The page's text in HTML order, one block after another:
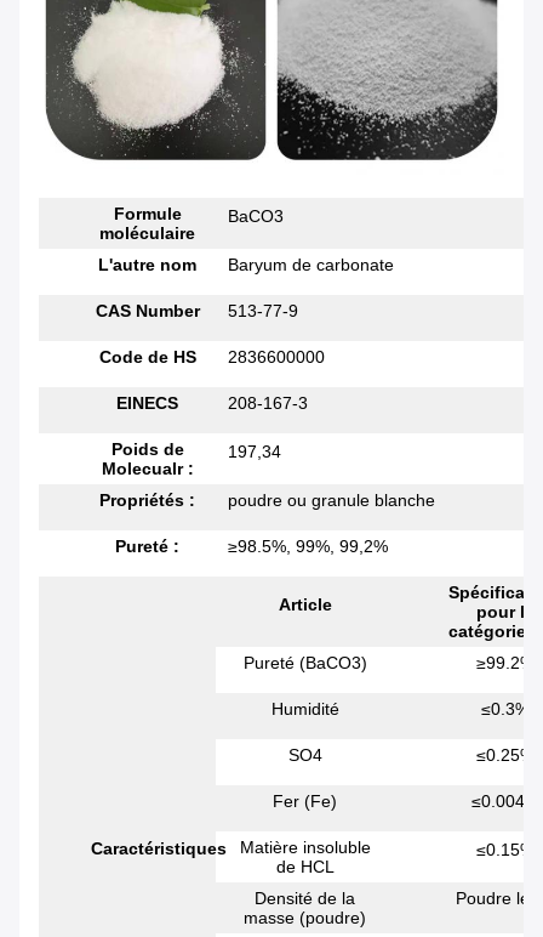
Formule
moléculaire
BaCO3
L'autre nom Baryum de carbonate
CAS Number 513-77-9
Code de HS 2836600000
EINECS 208-167-3
Poids de
Molecualr :
197,34
Propriétés : poudre ou granule blanche
Pureté : ≥98.5%, 99%, 99,2%
Caractéristiques
Article
pour la
catégorie
Pureté (BaCO3)
≥99.2%
Humidité ≤0.3%
SO4 ≤0.25%
Fer (Fe) ≤0.004%
Matière insoluble
de HCL
≤0.15%
Densité de la
masse (poudre)
Poudre